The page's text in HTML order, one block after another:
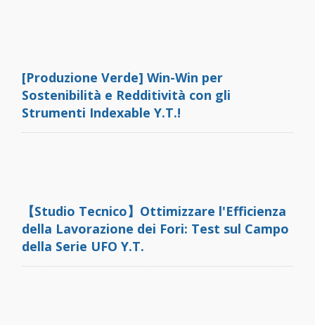
[Produzione Verde] Win-Win per
Sostenibilità e Redditività con gli
Strumenti Indexable Y.T.!
【Studio Tecnico】Ottimizzare l'Efficienza
della Lavorazione dei Fori: Test sul Campo
della Serie UFO Y.T.